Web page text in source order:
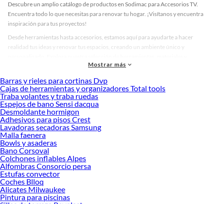
Descubre un amplio catálogo de productos en Sodimac para Accesorios TV.
Encuentra todo lo que necesitas para renovar tu hogar. ¡Visítanos y encuentra
inspiración para tus proyectos!
Desde herramientas hasta accesorios, estamos aquí para ayudarte a hacer
realidad tus ideas y renovar tus espacios, creando un ambiente único y
accesorios de calidad que te ayudarán a crear un espacio más tú.
Desde remodelaciones hasta proyectos de decoración, estamos aquí para hacer
tus ideas realidad. ¡Visítanos y encuentra todo lo que tenemos para ofrecerte en
Accesorios TV!
Explora la variedad de productos de Accesorios TV en Sodimac
Herramientas, materiales y accesorios de calidad para tus proyectos y
renovación de espacios. ¡Visítanos y descubre todo lo que tenemos para
ofrecerte!
Encuentra una amplia variedad de productos de Accesorios TV en Sodimac.
Encuentra todo lo necesario para tus proyectos de renovación y decoración.
¡Visítanos y haz tus ideas realidad!
Mostrar más
Barras y rieles para cortinas Dvp
Cajas de herramientas y organizadores Total tools
Traba volantes y traba ruedas
Espejos de bano Sensi dacqua
Desmoldante hormigon
Adhesivos para pisos Crest
Lavadoras secadoras Samsung
Malla faenera
Bowls y asaderas
Bano Corsoval
Colchones inflables Alpes
Alfombras Consorcio persa
Estufas convector
Coches Blloq
Alicates Milwaukee
Pintura para piscinas